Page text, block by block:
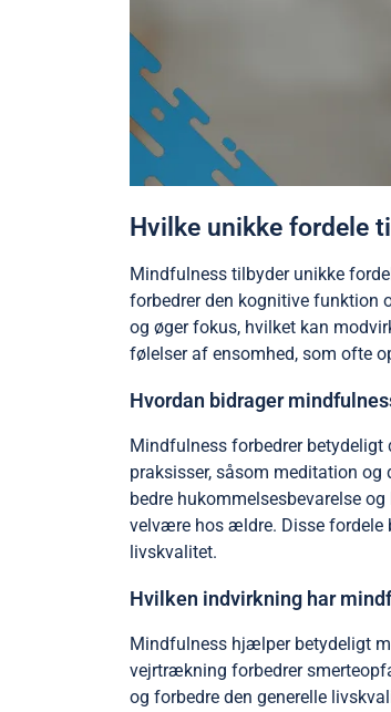
Hvilke unikke fordele
Mindfulness tilbyder unikke
forbedrer den kognitive funktion
og øger fokus, hvilket kan
følelser af ensomhed, som ofte
Hvordan bidrager
Mindfulness forbedrer
praksisser, såsom meditation
bedre hukommelsesbevarelse
velvære hos ældre. Disse fordele
livskvalitet.
Hvilken indvirkning har
Mindfulness hjælper betydeligt
vejrtrækning forbedrer
og forbedre den generelle